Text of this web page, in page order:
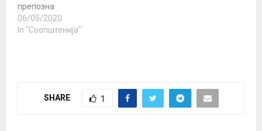
препозна
конструкцијата на
светска глобалистичка
предизвикување на
06/05/2020
In "Соопштенија"
SHARE 1